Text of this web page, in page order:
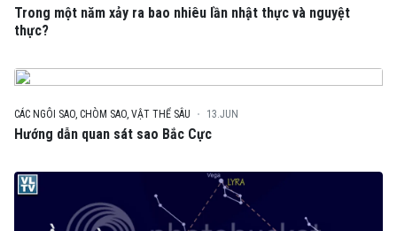
Trong một năm xảy ra bao nhiêu lần nhật thực và nguyệt
thực?
CÁC NGÔI SAO, CHÒM SAO, VẬT THỂ SÂU 13.JUN
Hướng dẫn quan sát sao Bắc Cực